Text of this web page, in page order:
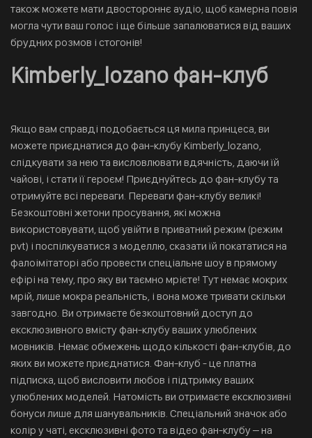
також можете мати двостороннє аудіо, щоб камерна повія
могла чути ваш голос і ще більше запалюватися від ваших
брудних розмов і стогонів!
Kimberly_lozano фан-клуб
Якщо вам справді подобається ця мила принцеса, ви
можете приєднатися до фан-клубу Kimberly_lozano,
слідкувати за нею та висловлювати вдячність, даючи їй
чайові, і стати її героєм! Приєднуйтесь до фан-клубу та
отримуйте всі переваги. Переваги фан-клубу великі!
Безкоштовні жетони просування, які можна
використовувати, щоб увійти в приватний режим (режим
pvt) і поспілкуватися з моделлю, сказати їй покататися на
фалоімітаторі або провести спеціальне шоу в прямому
ефірі на тему, про яку ви таємно мрієте! Тут немає мокрих
мрій, лише мокра реальність, і вона може тривати скільки
завгодно. Ви отримаєте безкоштовний доступ до
ексклюзивного вмісту фан-клубу ваших улюблених
мовників. Немає обмежень щодо кількості фан-клубів, до
яких ви можете приєднатися. Фан-клуб - це платна
підписка, щоб висловити любов і підтримку ваших
улюблених моделей. Натомість ви отримаєте ексклюзивні
бонуси лише для шанувальників. Спеціальний значок або
колір у чаті, ексклюзивні фото та відео фан-клубу – на